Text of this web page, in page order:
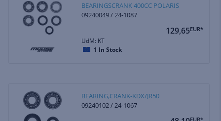
BEARINGSCRANK 400CC POLARIS
09240049 / 24-1087
129,65EUR*
UdM: KT
1 In Stock
BEARING,CRANK-KDX/JR50
09240102 / 24-1067
EUR*